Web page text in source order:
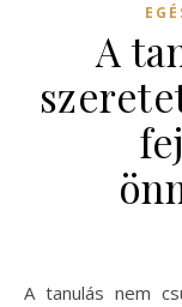
A
A tanulás nem csupán az iskolapadban vagy a formális